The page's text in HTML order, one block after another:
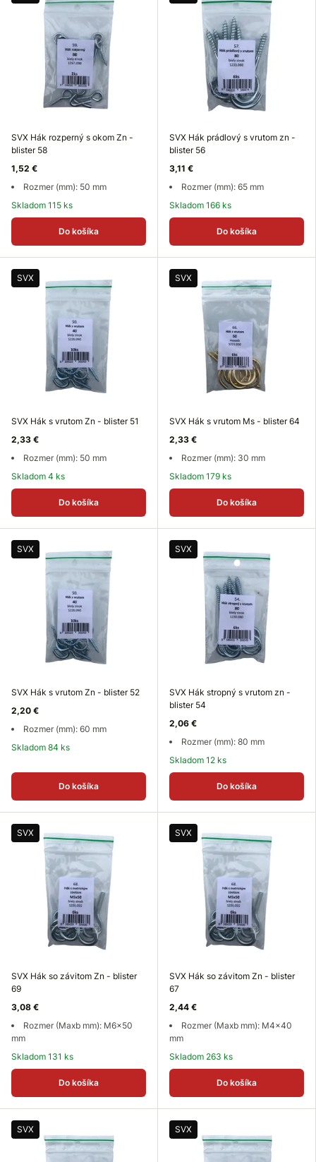
SVX Hák rozperný s okom Zn -
blister 58
1,52 €
Rozmer (mm): 50 mm
Skladom 115 ks
Do košíka
SVX Hák prádlový s vrutom zn -
blister 56
3,11 €
Rozmer (mm): 65 mm
Skladom 166 ks
Do košíka
SVX
SVX Hák s vrutom Zn - blister 51
2,33 €
Rozmer (mm): 50 mm
Skladom 4 ks
Do košíka
SVX
SVX Hák s vrutom Ms - blister 64
2,33 €
Rozmer (mm): 30 mm
Skladom 179 ks
Do košíka
SVX
SVX Hák s vrutom Zn - blister 52
2,20 €
Rozmer (mm): 60 mm
Skladom 84 ks
Do košíka
SVX
SVX Hák stropný s vrutom zn -
blister 54
2,06 €
Rozmer (mm): 80 mm
Skladom 12 ks
Do košíka
SVX
SVX Hák so závitom Zn - blister
69
3,08 €
Rozmer (Maxb mm): M6x50
mm
Skladom 131 ks
Do košíka
SVX
SVX Hák so závitom Zn - blister
67
2,44 €
Rozmer (Maxb mm): M4x40
mm
Skladom 263 ks
Do košíka
SVX SVX